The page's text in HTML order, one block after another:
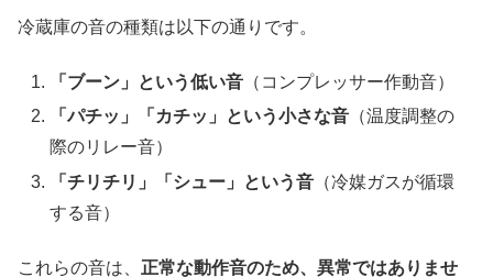
冷蔵庫の音の種類は以下の通りです。
「ブーン」という低い音 （コンプレッサー作動音）
「パチッ」「カチッ」という小さな音 （温度調整の
際のリレー音）
「チリチリ」「シュー」という音 （冷媒ガスが循環
する音）
これらの音は、 正常な動作音のため、異常ではありませ